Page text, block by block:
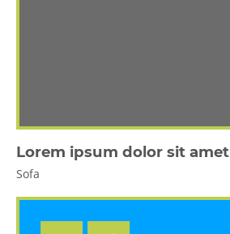
Lorem ipsum dolor sit amet
Sofa